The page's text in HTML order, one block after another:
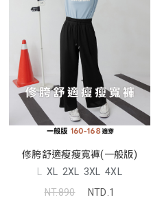
修胯舒適瘦瘦寬褲(一般版)
L XL 2XL 3XL 4XL
NT.890
NTD.1